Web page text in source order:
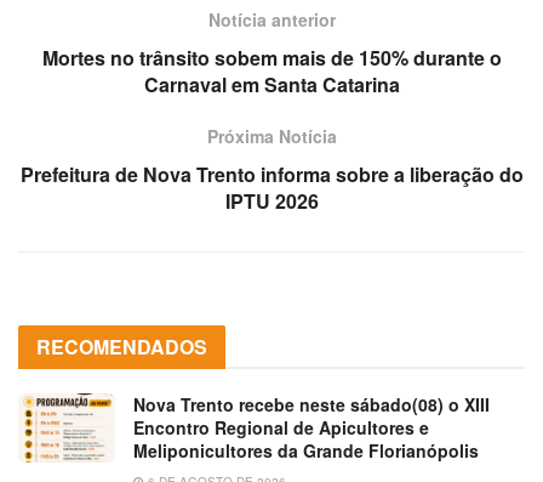
Notícia anterior
Mortes no trânsito sobem mais de 150% durante o
Carnaval em Santa Catarina
Próxima Notícia
Prefeitura de Nova Trento informa sobre a liberação do
IPTU 2026
RECOMENDADOS
Nova Trento recebe neste sábado(08) o XIII
Encontro Regional de Apicultores e
Meliponicultores da Grande Florianópolis